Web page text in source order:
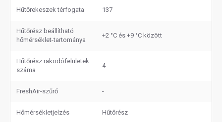
Hűtőrekeszek térfogata 137
Hűtőrész beállítható
hőmérséklet-tartománya
+2 °C és +9 °C között
Hűtőrész rakodófelületek
száma
4
FreshAir-szűrő -
Hőmérsékletjelzés Hűtőrész